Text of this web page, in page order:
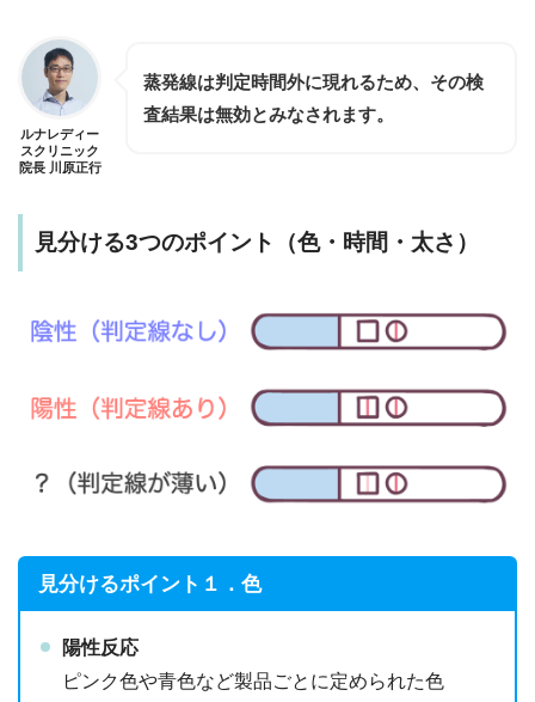
ルナレディー
スクリニック
院長 川原正行
蒸発線は判定時間外に現れるため、その検
査結果は無効とみなされます。
見分ける3つのポイント（色・時間・太さ）
見分けるポイント１．色
陽性反応
ピンク色や青色など製品ごとに定められた色